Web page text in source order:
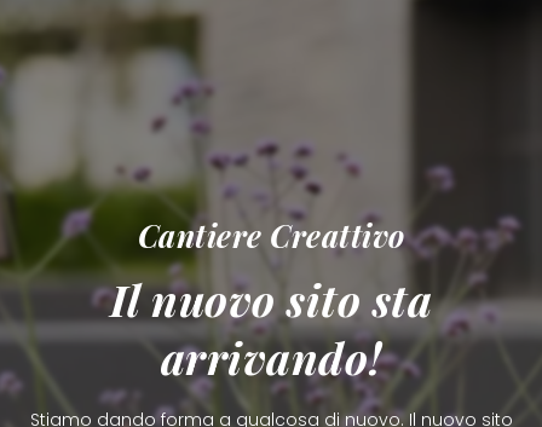
Cantiere Creattivo
Il nuovo sito sta
arrivando!
Stiamo dando forma a qualcosa di nuovo. Il nuovo sito